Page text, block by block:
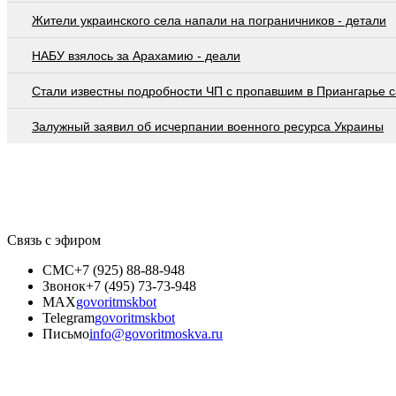
Жители украинского села напали на пограничников - детали
НАБУ взялось за Арахамию - деали
Стали известны подробности ЧП с пропавшим в Приангарье
Залужный заявил об исчерпании военного ресурса Украины
Связь с эфиром
СМС+7 (925) 88-88-948
Звонок+7 (495) 73-73-948
MAXgovoritmskbot
Telegramgovoritmskbot
Письмоinfo@govoritmoskva.ru